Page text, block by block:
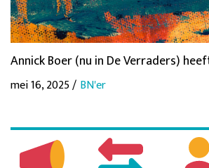
Annick Boer (nu in De Verraders)
mei 16, 2025 / BN'er